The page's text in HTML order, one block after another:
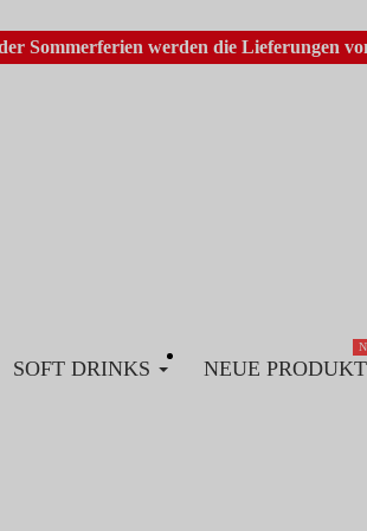
Sommerferien werden die Lieferungen
SOFT DRINKS NEUE